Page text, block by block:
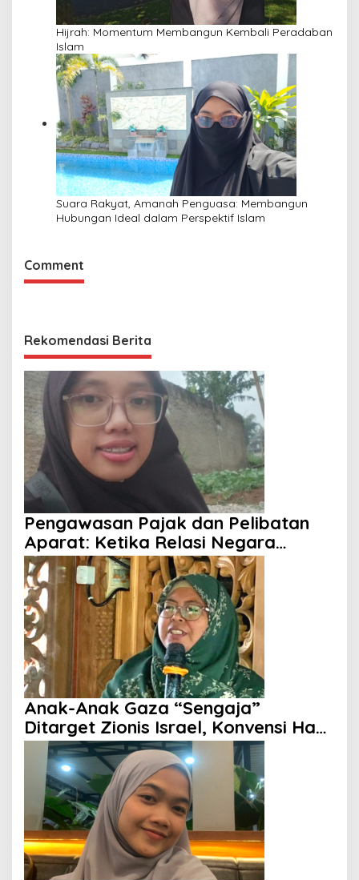
Hijrah: Momentum Membangun Kembali Peradaban
Islam
Suara Rakyat, Amanah Penguasa: Membangun
Hubungan Ideal dalam Perspektif Islam
Comment
Rekomendasi Berita
Pengawasan Pajak dan Pelibatan
Aparat: Ketika Relasi Negara
dengan Rakyat Dipertanyakan
Anak-Anak Gaza “Sengaja”
Ditarget Zionis Israel, Konvensi Hak
Anak Tak Berdaya